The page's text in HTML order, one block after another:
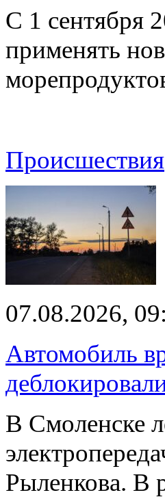
С 1 сентября
применять
Происшествия
07.08.2026,
Автомобиль
В Смоленске
Рыленкова. В